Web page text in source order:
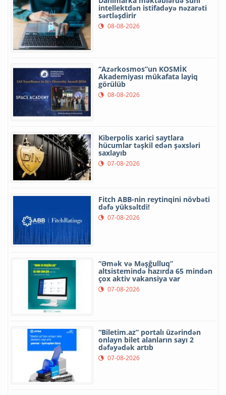
intellektdən istifadəyə nəzarəti
sərtləşdirir
08-08-2026
“Azərkosmos”un KOSMİK
Akademiyası mükafata layiq
görülüb
08-08-2026
Kiberpolis xarici saytlara
hücumlar təşkil edən şəxsləri
saxlayıb
07-08-2026
Fitch ABB-nin reytinqini növbəti
dəfə yüksəltdi!
07-08-2026
“Əmək və Məşğulluq”
altsistemində hazırda 65 mindən
çox aktiv vakansiya var
07-08-2026
“Biletim.az” portalı üzərindən
onlayn bilet alanların sayı 2
dəfəyədək artıb
07-08-2026